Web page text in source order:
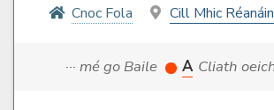
Cnoc Fola
Cill Mhic Réanáin
··· mé go Baile A Cliath